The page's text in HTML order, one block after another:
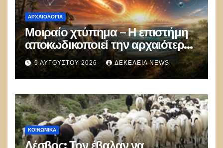
ΑΡΧΑΙΟΛΟΓΊΑ
Μοιραίο χτύπημα – Η επιστήμη
αποκωδικοποιεί την αρχαιότερη
μαζική δολοφονία στην Ιστορία
9 ΑΥΓΟΎΣΤΟΥ 2026 ΔΕΚΈΛΕΙΑ NEWS
ΚΟΙΝΩΝΙΚΑ